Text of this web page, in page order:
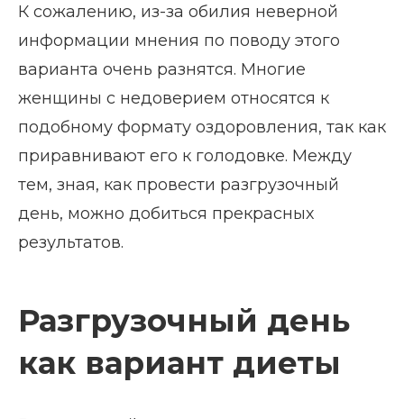
К сожалению, из-за обилия неверной
информации мнения по поводу этого
варианта очень разнятся. Многие
женщины с недоверием относятся к
подобному формату оздоровления, так как
приравнивают его к голодовке. Между
тем, зная, как провести разгрузочный
день, можно добиться прекрасных
результатов.
Разгрузочный день
как вариант диеты